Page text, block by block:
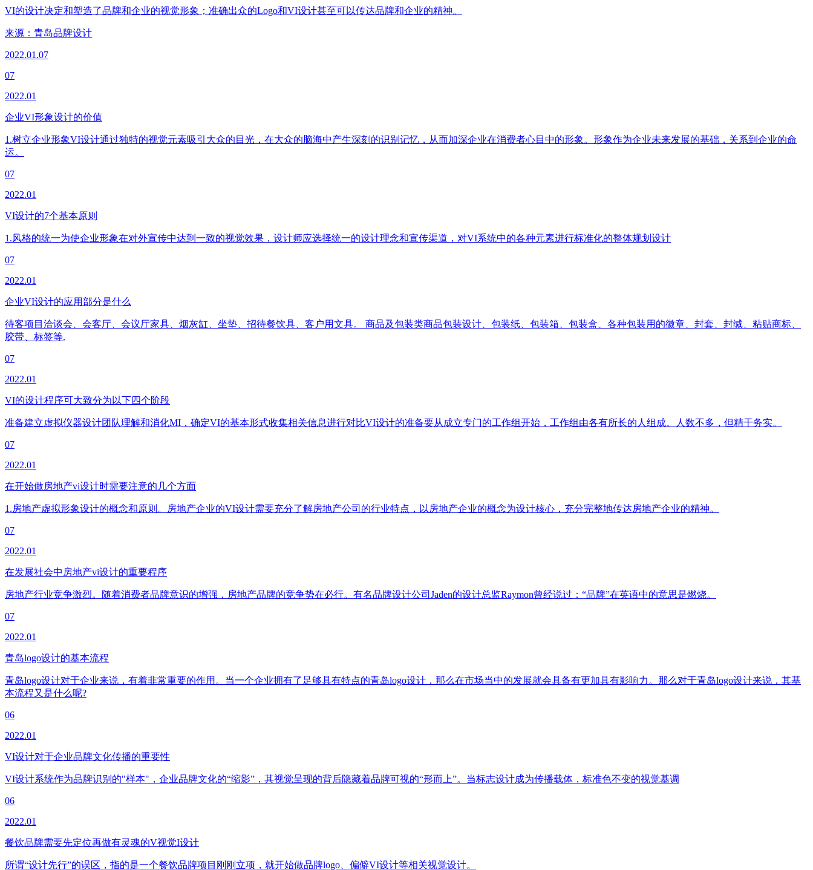
VI的设计决定和塑造了品牌和企业的视觉形象；准确出众的Logo和VI设计甚至可以传达品牌和企业的精神。
来源： 青岛品牌设计
2022.01.07
07
2022.01
企业VI形象设计的价值
1.树立企业形象VI设计通过独特的视觉元素吸引大众的目光，在大众的脑海中产生深刻的识别记忆，从而加深企业在消费者心目中的形象。形象作为企业未来发展的基础，关系到企业的命
运。
07
2022.01
VI设计的7个基本原则
1.风格的统一为使企业形象在对外宣传中达到一致的视觉效果，设计师应选择统一的设计理念和宣传渠道，对VI系统中的各种元素进行标准化的整体规划设计
07
2022.01
企业VI设计的应用部分是什么
待客项目洽谈会、会客厅、会议厅家具、烟灰缸、坐垫、招待餐饮具、客户用文具。 商品及包装类商品包装设计、包装纸、包装箱、包装盒、各种包装用的徽章、封套、封缄、粘贴商标、
胶带、标签等.
07
2022.01
VI的设计程序可大致分为以下四个阶段
准备建立虚拟仪器设计团队理解和消化MI，确定VI的基本形式收集相关信息进行对比VI设计的准备要从成立专门的工作组开始，工作组由各有所长的人组成。人数不多，但精干务实。
07
2022.01
在开始做房地产vi设计时需要注意的几个方面
​1.房地产虚拟形象设计的概念和原则。房地产企业的VI设计需要充分了解房地产公司的行业特点，以房地产企业的概念为设计核心，充分完整地传达房地产企业的精神。
07
2022.01
在发展社会中房地产vi设计的重要程序
房地产行业竞争激烈。随着消费者品牌意识的增强，房地产品牌的竞争势在必行。有名品牌设计公司Jaden的设计总监Raymon曾经说过：“品牌”在英语中的意思是燃烧。
07
2022.01
青岛logo设计的基本流程
青岛logo设计对于企业来说，有着非常重要的作用。当一个企业拥有了足够具有特点的青岛logo设计，那么在市场当中的发展就会具备有更加具有影响力。那么对于青岛logo设计来说，其基
本流程又是什么呢?
06
2022.01
VI设计对于企业品牌文化传播的重要性
VI设计系统作为品牌识别的"样本"，企业品牌文化的“缩影”，其视觉呈现的背后隐藏着品牌可视的“形而上”。当标志设计成为传播载体，标准色不变的视觉基调
06
2022.01
餐饮品牌需要先定位再做有灵魂的V视觉I设计
所谓“设计先行”的误区，指的是一个餐饮品牌项目刚刚立项，就开始做品牌logo、偏僻VI设计等相关视觉设计。